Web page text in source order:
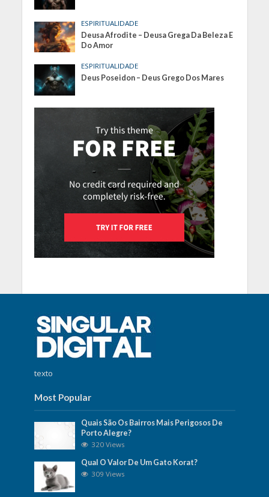
ESPIRITUALIDADE
Deusa Afrodite – Deusa Grega Da Beleza E
Do Amor
ESPIRITUALIDADE
Deus Poseidon – Deus Grego Dos Mares
texto
Most Popular
Quais São Os Bairros Mais Perigosos De
Porto Alegre?
320 Views
Qual O Valor De Um Gato Korat?
309 Views